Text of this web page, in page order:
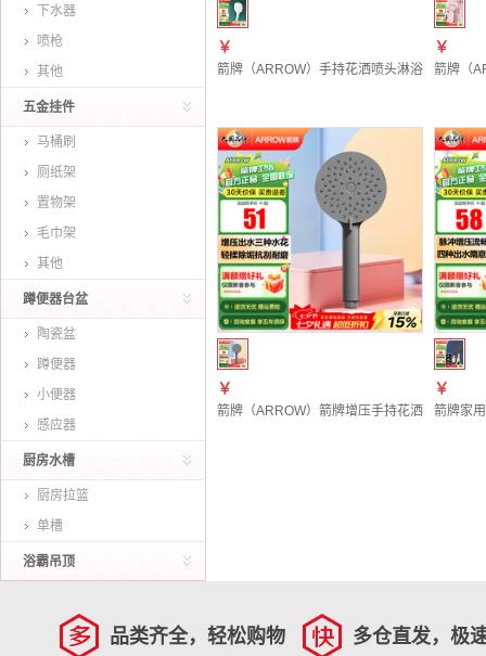
下水器
喷枪
其他
五金挂件
马桶刷
厕纸架
置物架
毛巾架
其他
蹲便器台盆
陶瓷盆
蹲便器
小便器
感应器
厨房水槽
厨房拉篮
单槽
浴霸吊顶
￥
箭牌（ARROW）手持花洒喷头淋浴洗澡家用
￥
箭牌（
￥
箭牌（ARROW）箭牌增压手持花洒喷头淋浴
￥
箭牌家
品类齐全，轻松购物 多仓直发，极